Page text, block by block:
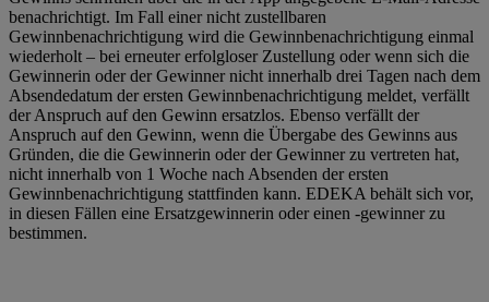
benachrichtigt. Im Fall einer nicht zustellbaren
Gewinnbenachrichtigung wird die Gewinnbenachrichtigung einmal
wiederholt – bei erneuter erfolgloser Zustellung oder wenn sich die
Gewinnerin oder der Gewinner nicht innerhalb drei Tagen nach dem
Absendedatum der ersten Gewinnbenachrichtigung meldet, verfällt
der Anspruch auf den Gewinn ersatzlos. Ebenso verfällt der
Anspruch auf den Gewinn, wenn die Übergabe des Gewinns aus
Gründen, die die Gewinnerin oder der Gewinner zu vertreten hat,
nicht innerhalb von 1 Woche nach Absenden der ersten
Gewinnbenachrichtigung stattfinden kann. EDEKA behält sich vor,
in diesen Fällen eine Ersatzgewinnerin oder einen -gewinner zu
bestimmen.